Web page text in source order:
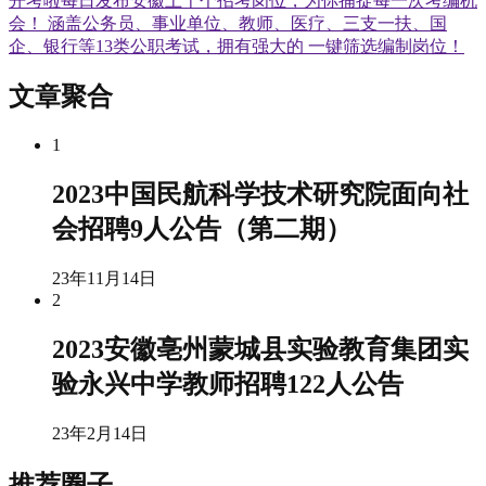
会！ 涵盖公务员、事业单位、教师、医疗、三支一扶、国
企、银行等13类公职考试，拥有强大的 一键筛选编制岗位！
文章聚合
1
2023中国民航科学技术研究院面向社
会招聘9人公告（第二期）
23年11月14日
2
2023安徽亳州蒙城县实验教育集团实
验永兴中学教师招聘122人公告
23年2月14日